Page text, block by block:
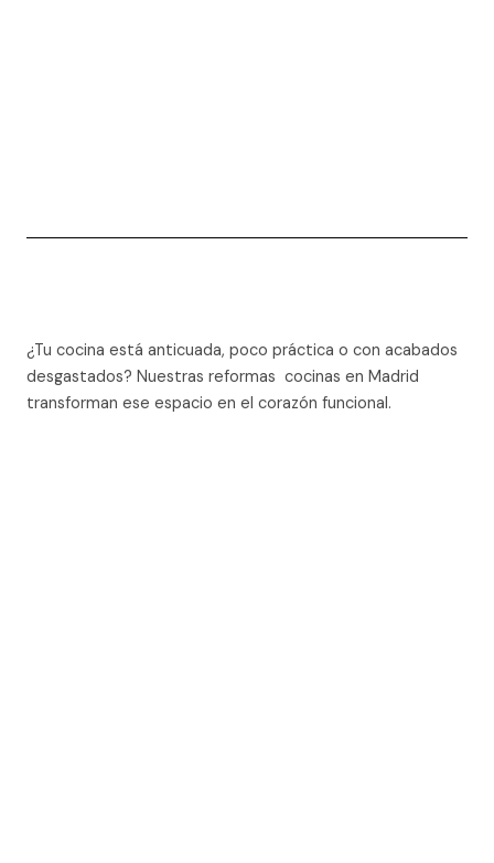
¿Tu cocina está anticuada, poco práctica o con acabados
desgastados? Nuestras reformas cocinas en Madrid
transforman ese espacio en el corazón funcional.